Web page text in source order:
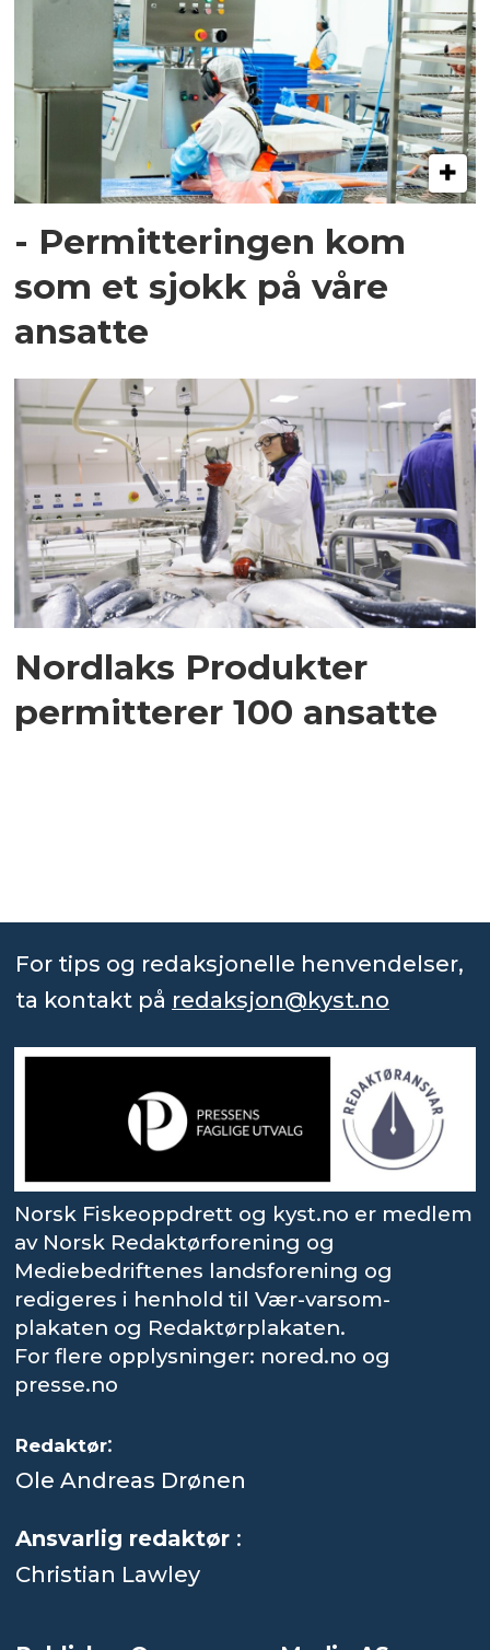
- Permitteringen kom
som et sjokk på våre
ansatte
Nordlaks Produkter
permitterer 100 ansatte
For tips og redaksjonelle henvendelser,
ta kontakt på redaksjon@kyst.no
Norsk Fiskeoppdrett og kyst.no er medlem
av Norsk Redaktørforening og
Mediebedriftenes landsforening og
redigeres i henhold til Vær-varsom-
plakaten og Redaktørplakaten.
For flere opplysninger: nored.no og
presse.no
Redaktør:
Ole Andreas Drønen
Ansvarlig redaktør :
Christian Lawley